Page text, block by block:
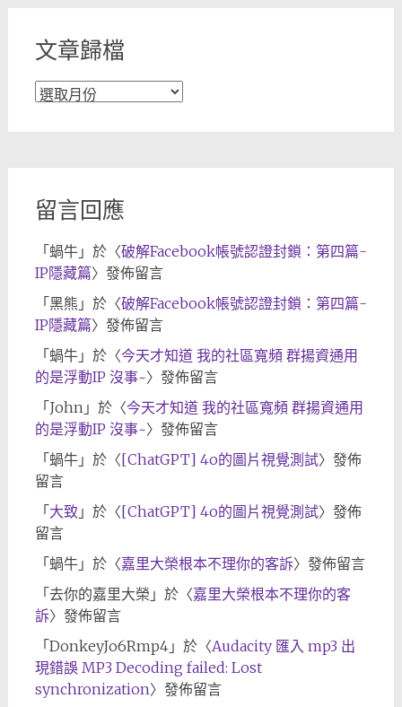
文章歸檔
文
留言回應
「 蝸牛」於〈破解Facebook帳號認證封鎖：第四篇-
IP隱藏篇〉發佈留言
「 黑熊 」於〈破解Facebook帳號認證封鎖：第四篇-
IP隱藏篇〉發佈留言
「 蝸牛」於〈今天才知道 我的社區寬頻 群揚資通用
的是浮動IP 沒事~〉發佈留言
「 John」於〈今天才知道 我的社區寬頻 群揚資通用
的是浮動IP 沒事~〉發佈留言
「 蝸牛」於〈[ChatGPT] 4o的圖片視覺測試〉發佈
留言
「 大致 」於〈[ChatGPT] 4o的圖片視覺測試〉發佈
留言
「 蝸牛」於〈嘉里大榮根本不理你的客訴〉發佈留言
「 去你的嘉里大榮 」於〈嘉里大榮根本不理你的客
訴〉發佈留言
「 DonkeyJo6Rmp4」於〈Audacity 匯入 mp3 出
現錯誤 MP3 Decoding failed: Lost
synchronization〉發佈留言